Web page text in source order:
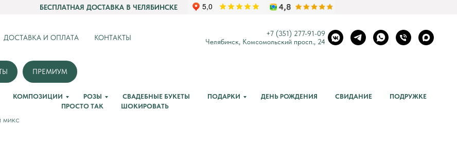
БЕСПЛАТНАЯ ДОСТАВКА В ЧЕЛЯБИНСКЕ
ДОСТАВКА И ОПЛАТА КОНТАКТЫ +7 (351) 277-91-09
Челябинск, Комсомольский просп., 24
ПРЕМИУМ
КОМПОЗИЦИИ РОЗЫ СВАДЕБНЫЕ БУКЕТЫ ПОДАРКИ ДЕНЬ РОЖДЕНИЯ СВИДАНИЕ
ПОДРУЖКЕ
ПРОСТО ТАК
ШОКИРОВАТЬ
микс